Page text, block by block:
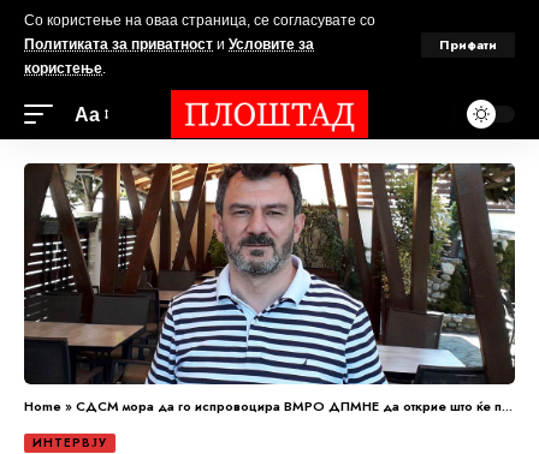
Со користење на оваа страница, се согласувате со
Политиката за приватност и Условите за
користење.
Прифати
Аа
Home»СДСМ мора да го испровоцира ВМРО ДПМНЕ да открие што ќе прави со европските интеграции, а Мицкоски ќе бега од таа тема
ИНТЕРВЈУ